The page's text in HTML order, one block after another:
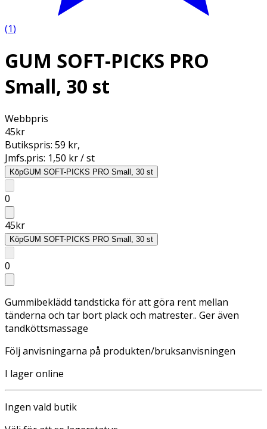
(1)
GUM SOFT-PICKS PRO
Small, 30 st
Webbpris
45kr
Butikspris: 59 kr,
Jmfs.pris: 1,50 kr / st
KöpGUM SOFT-PICKS PRO Small, 30 st
0
45kr
KöpGUM SOFT-PICKS PRO Small, 30 st
0
Gummibeklädd tandsticka för att göra rent mellan
tänderna och tar bort plack och matrester.. Ger även
tandköttsmassage
Följ anvisningarna på produkten/bruksanvisningen
I lager online
Ingen vald butik